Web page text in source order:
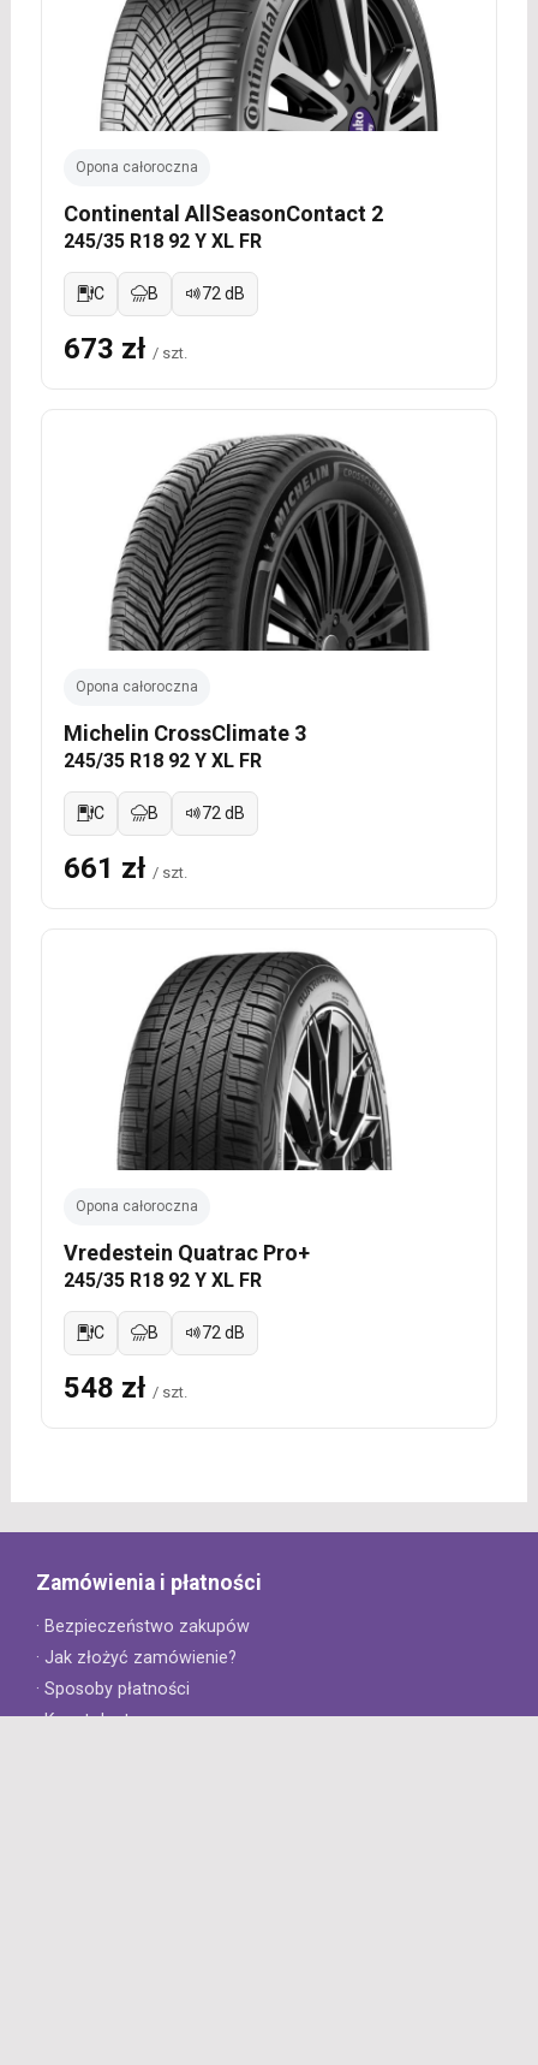
Opona całoroczna
Continental AllSeasonContact 2
245/35 R18 92 Y XL FR
C B 72 dB
673 zł / szt.
Opona całoroczna
Michelin CrossClimate 3
245/35 R18 92 Y XL FR
C B 72 dB
661 zł / szt.
Opona całoroczna
Vredestein Quatrac Pro+
245/35 R18 92 Y XL FR
C B 72 dB
548 zł / szt.
Zamówienia i płatności
· Bezpieczeństwo zakupów
· Jak złożyć zamówienie?
· Sposoby płatności
· Koszt dostawy